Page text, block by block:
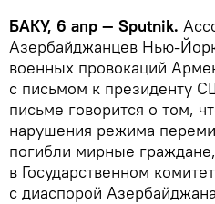
БАКУ, 6 апр — Sputnik.
Азербайджанцев Нью-
военных провокаций
с письмом к президенту
письме говорится о том,
нарушения режима
погибли мирные
в Государственном
с диаспорой